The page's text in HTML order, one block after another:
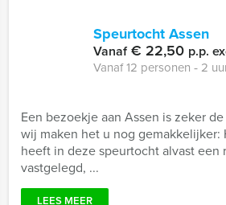
Speurtocht Assen
Vanaf€ 22,50 p.p.
Vanaf 12 personen ‐ 2
Een bezoekje aan Assen is zeker
wij maken het u nog gemakkelijker:
heeft in deze speurtocht alvast een
vastgelegd, ...
LEES MEER